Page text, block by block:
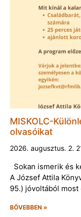
MISKOLC-
olvasóikat
2026. augusztus. 2.
Sokan ismerik és
A József Attila
95.) jóvoltából
BŐVEBBEN »